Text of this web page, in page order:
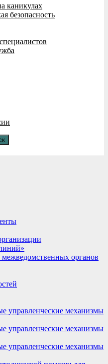
каникулах
безопасность
межведомственных органов
управленческие механизмы
управленческие механизмы
управленческие механизмы